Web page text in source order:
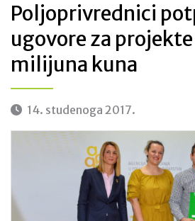
Poljoprivrednici
ugovore za
milijuna kuna
14. studenoga 2017.